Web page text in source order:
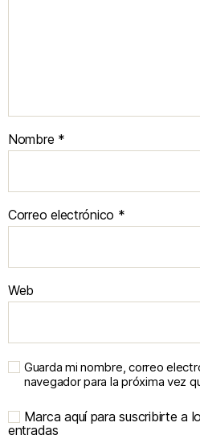
Nombre *
Correo electrónico *
Web
Guarda mi nombre, correo
navegador para la próxima vez
Marca aquí para suscribirte a
entradas